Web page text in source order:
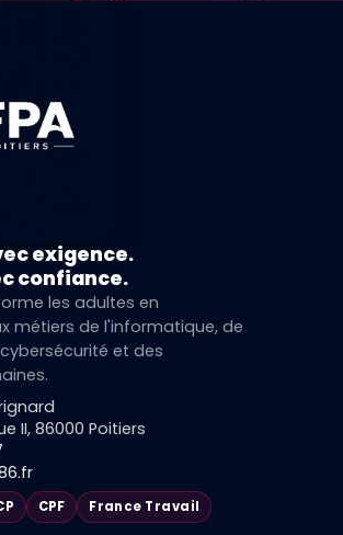
exigence.
confiance.
les adultes en
métiers de l'informatique, de
et des
II, 86000 Poitiers
CPF France Travail